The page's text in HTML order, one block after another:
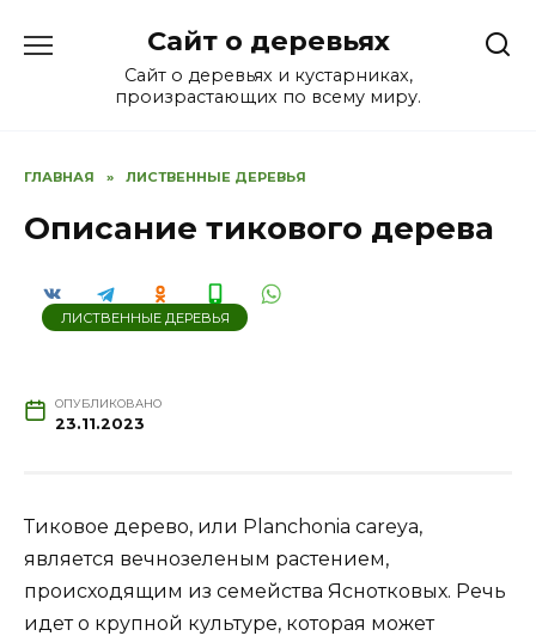
содержанию
Сайт о деревьях
Сайт о деревьях и кустарниках,
произрастающих по всему миру.
ГЛАВНАЯ » ЛИСТВЕННЫЕ ДЕРЕВЬЯ
Описание тикового дерева
ЛИСТВЕННЫЕ ДЕРЕВЬЯ
ОПУБЛИКОВАНО
23.11.2023
Тиковое дерево, или Planchonia careya,
является вечнозеленым растением,
происходящим из семейства Яснотковых. Речь
идет о крупной культуре, которая может